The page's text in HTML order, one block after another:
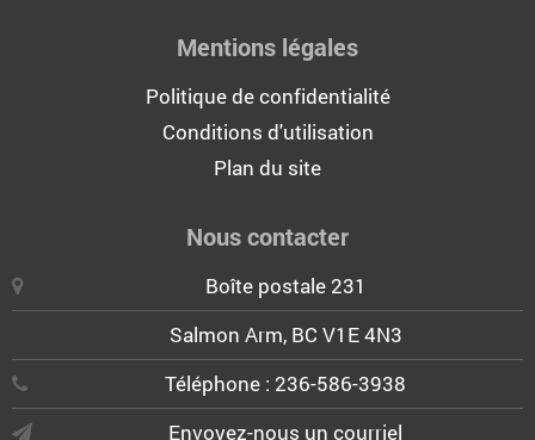
Mentions légales
Politique de confidentialité
Conditions d'utilisation
Plan du site
Nous contacter
Boîte postale 231
Salmon Arm, BC V1E 4N3
Téléphone : 236-586-3938
Envoyez-nous un courriel